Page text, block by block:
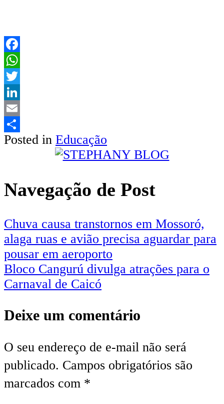
Facebook
WhatsApp
Twitter
LinkedIn
Email
Share
Posted in Educação
Navegação de Post
Chuva causa transtornos em Mossoró,
alaga ruas e avião precisa aguardar para
pousar em aeroporto
Bloco Cangurú divulga atrações para o
Carnaval de Caicó
Deixe um comentário
O seu endereço de e-mail não será
publicado. Campos obrigatórios são
marcados com *